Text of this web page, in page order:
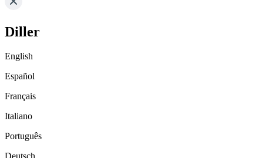
Diller
English
Español
Français
Italiano
Português